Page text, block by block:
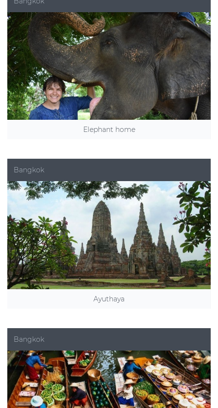
Elephant home
Ayuthaya
Bangkok
Bangkok